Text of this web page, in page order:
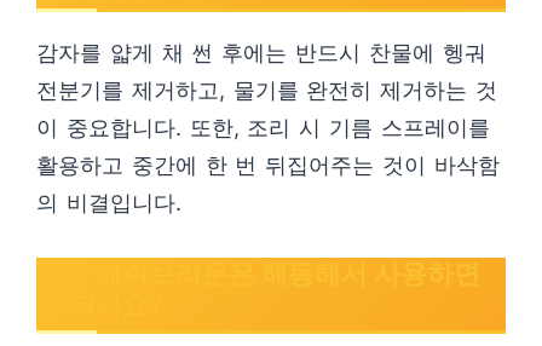
감자를 얇게 채 썬 후에는 반드시 찬물에 헹궈
전분기를 제거하고, 물기를 완전히 제거하는 것
이 중요합니다. 또한, 조리 시 기름 스프레이를
활용하고 중간에 한 번 뒤집어주는 것이 바삭함
의 비결입니다.